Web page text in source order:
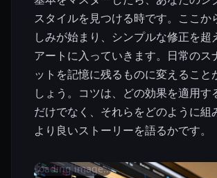
スタイルを見つける時です。ここか
しみが始まり、シンプルな修正を超
アートに入っていきます。日常のス
ットを記憶に残るものに変えること
しょう。コツは、どの効果を適用す
だけでなく、それらをどのように組
より良いストーリーを語るかです。
Loading image...